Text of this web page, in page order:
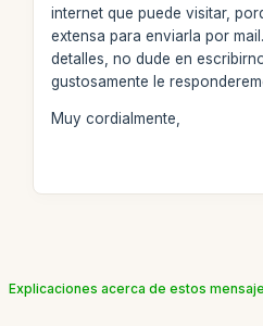
internet que puede visitar,
extensa para enviarla por
detalles, no dude en
gustosamente le
Muy cordialmente,
Explicaciones acerca de estos